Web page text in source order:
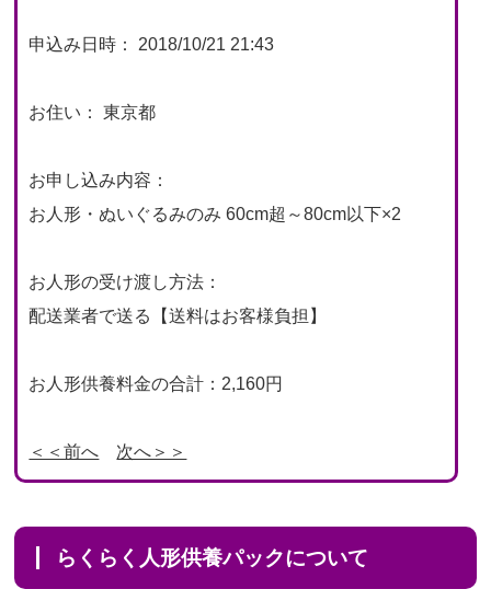
申込み日時： 2018/10/21 21:43
お住い： 東京都
お申し込み内容：
お人形・ぬいぐるみのみ 60cm超～80cm以下×2
お人形の受け渡し方法：
配送業者で送る【送料はお客様負担】
お人形供養料金の合計：2,160円
＜＜前へ 次へ＞＞
らくらく人形供養パックについて